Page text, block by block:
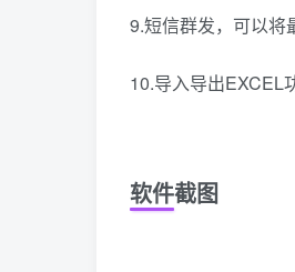
9.短信群发，可以将
10.导入导出EXCEL
软件截图